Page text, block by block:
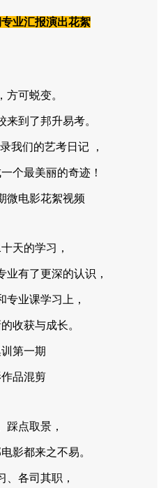
业汇报演出花絮
方可蜕变。
来到了邦升易考。
我们的艺考日记 ，
个最美丽的奇迹！
微电影花絮视频
天的学习，
业有了更深的认识，
专业课学习上，
收获与成长。
第一期
品混剪
踩点取景，
影都来之不易。
、各司其职，